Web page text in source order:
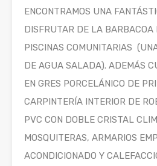
ENCONTRAMOS UNA
DISFRUTAR DE LA BARBACOA
PISCINAS COMUNITARIAS
DE AGUA SALADA). ADEMÁS
EN GRES PORCELÁNICO DE
CARPINTERÍA INTERIOR DE
PVC CON DOBLE CRISTAL
MOSQUITERAS, ARMARIOS
ACONDICIONADO Y